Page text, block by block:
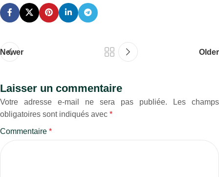
Newer Older
Laisser un commentaire
Votre adresse e-mail ne sera pas publiée.
Les champs
obligatoires sont indiqués avec *
Commentaire *